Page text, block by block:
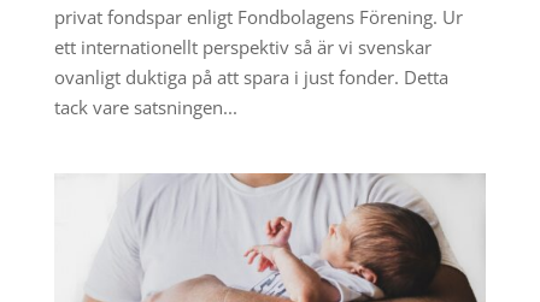
privat fondspar enligt Fondbolagens Förening. Ur
ett internationellt perspektiv så är vi svenskar
ovanligt duktiga på att spara i just fonder. Detta
tack vare satsningen...